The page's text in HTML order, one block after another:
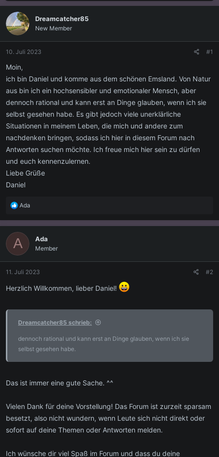
s
t
e
l
r
s
e
Dreamcatcher85
New Member
10. Juli 2023 #1
Moin,
ich bin Daniel und komme aus dem schönen Emsland. Von Natur
aus bin ich ein hochsensibler und emotionaler Mensch, aber
dennoch rational und kann erst an Dinge glauben, wenn ich sie
selbst gesehen habe. Es gibt jedoch viele unerklärliche
Situationen in meinem Leben, die mich und andere zum
nachdenken bringen, sodass ich hier in diesem Forum nach
Antworten suchen möchte. Ich freue mich hier sein zu dürfen
und euch kennenzulernen.
Liebe Grüße
Daniel
R
a
k
t
o
e
n
:
Ada
A Ada
Member
11. Juli 2023 #2
Herzlich Willkommen, lieber Daniel!
Dreamcatcher85 schrieb:
dennoch rational und kann erst an Dinge glauben, wenn ich sie
selbst gesehen habe.
Das ist immer eine gute Sache. ^^
Vielen Dank für deine Vorstellung! Das Forum ist zurzeit sparsam
besetzt, also nicht wundern, wenn Leute sich nicht direkt oder
sofort auf deine Themen oder Antworten melden.
Ich wünsche dir viel Spaß im Forum und dass du deine